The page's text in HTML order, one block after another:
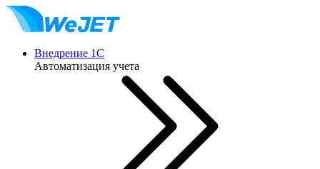
Внедрение 1С
Автоматизация учета